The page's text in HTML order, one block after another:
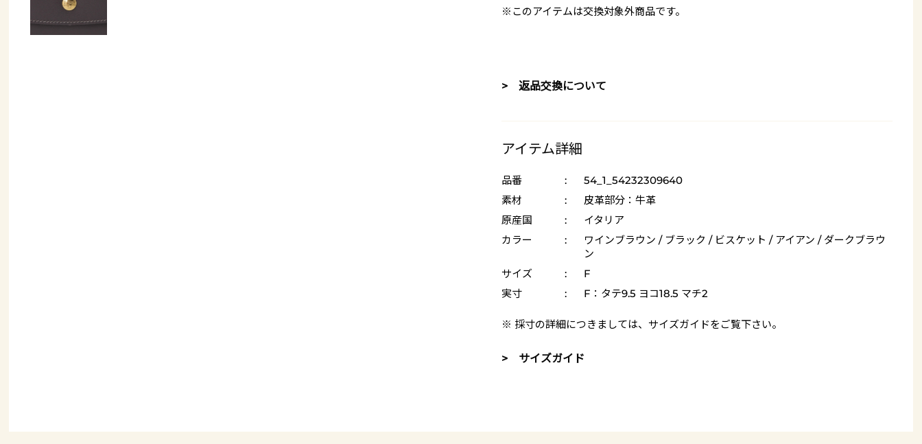
※このアイテムは交換対象外商品です。
> 返品交換について
アイテム詳細
品番 :
54_1_54232309640
素材
:
皮革部分：牛革
原産国
:
イタリア
カラー
:
ワインブラウン / ブラック / ビスケット / アイアン / ダークブラウ
ン
サイズ
:
F
実寸
: F：タテ9.5 ヨコ18.5 マチ2
※ 採寸の詳細につきましては、 サイズガイドをご覧下さい。
> サイズガイド